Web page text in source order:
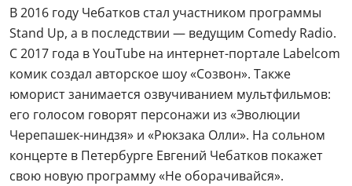
В 2016 году Чебатков стал участником программы
Stand Up, а в последствии — ведущим Comedy Radio.
С 2017 года в YouTube на интернет-портале Labelcom
комик создал авторское шоу «Созвон». Также
юморист занимается озвучиванием мультфильмов:
его голосом говорят персонажи из «Эволюции
Черепашек-ниндзя» и «Рюкзака Олли». На сольном
концерте в Петербурге Евгений Чебатков покажет
свою новую программу «Не оборачивайся».